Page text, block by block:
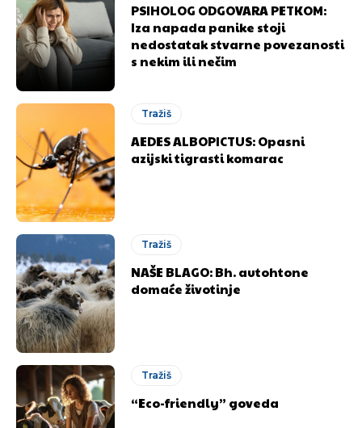
PSIHOLOG ODGOVARA PETKOM:
Iza napada panike stoji
nedostatak stvarne povezanosti
s nekim ili nečim
Tražiš
AEDES ALBOPICTUS: Opasni
azijski tigrasti komarac
Tražiš
NAŠE BLAGO: Bh. autohtone
domaće životinje
Tražiš
“Eco-friendly” goveda